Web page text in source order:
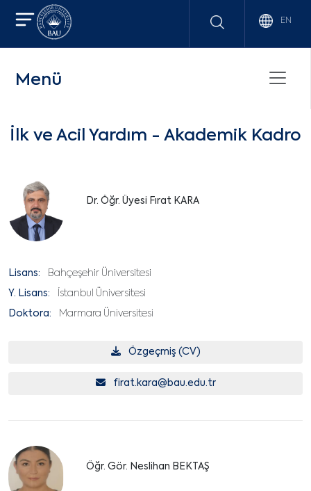
EN
Menü
İlk ve Acil Yardım - Akademik Kadro
Dr. Öğr. Üyesi Fırat KARA
Lisans: Bahçeşehir Üniversitesi
Y. Lisans: İstanbul Üniversitesi
Doktora: Marmara Üniversitesi
Özgeçmiş (CV)
firat.kara@bau.edu.tr
Öğr. Gör. Neslihan BEKTAŞ